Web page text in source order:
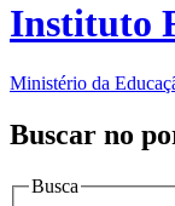
Instituto
Ministério da
Buscar no
Busca